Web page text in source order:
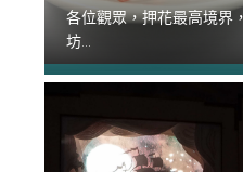
各位觀眾，押花最高境界
坊...